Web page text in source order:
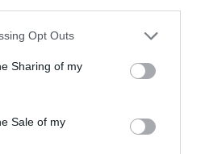
Opt Outs
Sharing of my
Sale of my
în
DORI DE